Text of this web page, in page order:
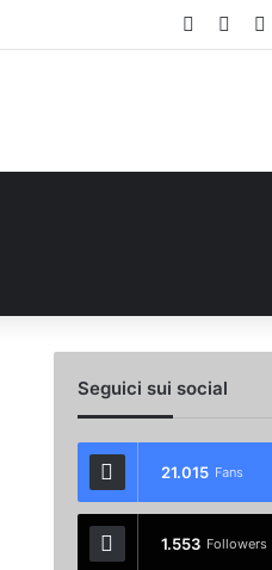
Facebook
Seguici sui social
21.015 Fans
1.553 Followers